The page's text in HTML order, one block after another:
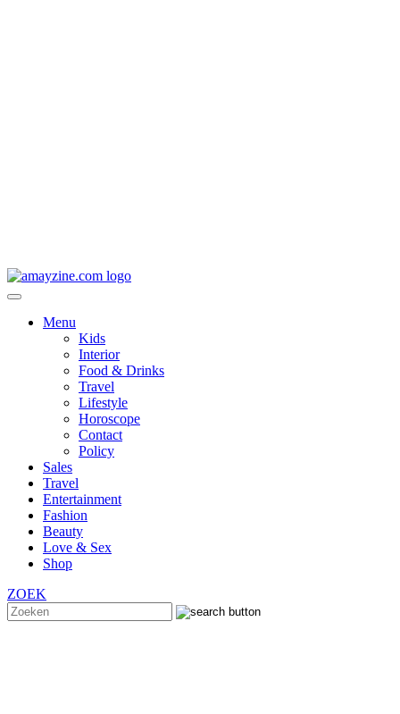
Menu
Kids
Interior
Food & Drinks
Travel
Lifestyle
Horoscope
Contact
Policy
Sales
Travel
Entertainment
Fashion
Beauty
Love & Sex
Shop
ZOEK